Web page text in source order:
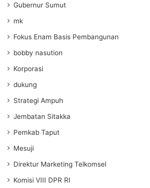
Gubernur Sumut
mk
Fokus Enam Basis Pembangunan
bobby nasution
Korporasi
dukung
Strategi Ampuh
Jembatan Sitakka
Pemkab Taput
Mesuji
Direktur Marketing Telkomsel
Komisi VIII DPR RI